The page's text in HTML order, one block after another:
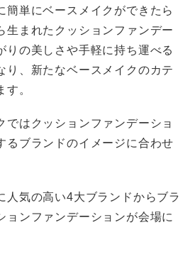
簡単にベースメイクができたら
生まれたクッションファンデー
りの美しさや手軽に持ち運べる
り、新たなベースメイクのカテ
。
ではクッションファンデーショ
るブランドのイメージに合わせ
人気の高い4大ブランドからブラ
ョンファンデーションが会場に